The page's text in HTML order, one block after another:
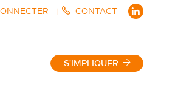
| CONTACT
S'IMPLIQUER